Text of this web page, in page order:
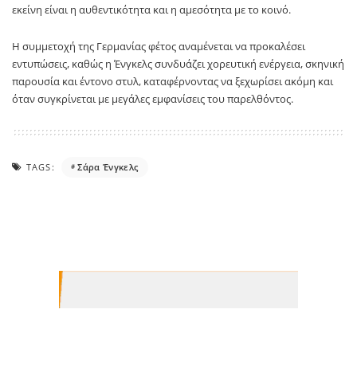
εκείνη είναι η αυθεντικότητα και η αμεσότητα με το κοινό.
Η συμμετοχή της Γερμανίας φέτος αναμένεται να προκαλέσει
εντυπώσεις, καθώς η Ένγκελς συνδυάζει χορευτική ενέργεια, σκηνική
παρουσία και έντονο στυλ, καταφέρνοντας να ξεχωρίσει ακόμη και
όταν συγκρίνεται με μεγάλες εμφανίσεις του παρελθόντος.
TAGS: Σάρα Ένγκελς